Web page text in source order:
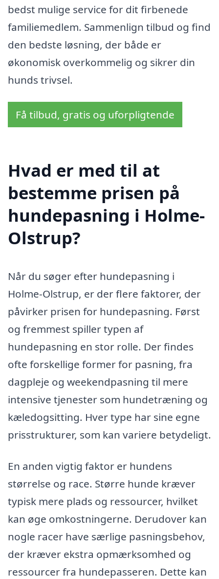
bedst mulige service for dit firbenede
familiemedlem. Sammenlign tilbud og find
den bedste løsning, der både er
økonomisk overkommelig og sikrer din
hunds trivsel.
Få tilbud, gratis og uforpligtende
Hvad er med til at
bestemme prisen på
hundepasning i Holme-
Olstrup?
Når du søger efter hundepasning i
Holme-Olstrup, er der flere faktorer, der
påvirker prisen for hundepasning. Først
og fremmest spiller typen af
hundepasning en stor rolle. Der findes
ofte forskellige former for pasning, fra
dagpleje og weekendpasning til mere
intensive tjenester som hundetræning og
kæledogsitting. Hver type har sine egne
prisstrukturer, som kan variere betydeligt.
En anden vigtig faktor er hundens
størrelse og race. Større hunde kræver
typisk mere plads og ressourcer, hvilket
kan øge omkostningerne. Derudover kan
nogle racer have særlige pasningsbehov,
der kræver ekstra opmærksomhed og
ressourcer fra hundepasseren. Dette kan